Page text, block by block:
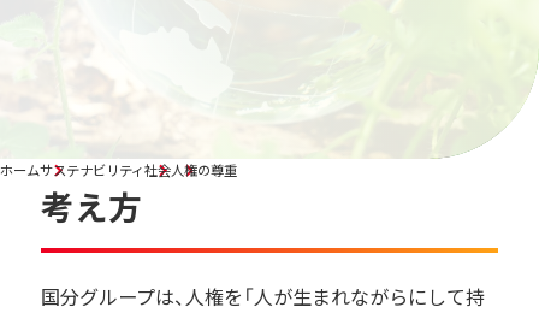
ホームサステナビリティ社会人権の尊重
考え方
国分グループは、人権を「人が生まれながらにして持